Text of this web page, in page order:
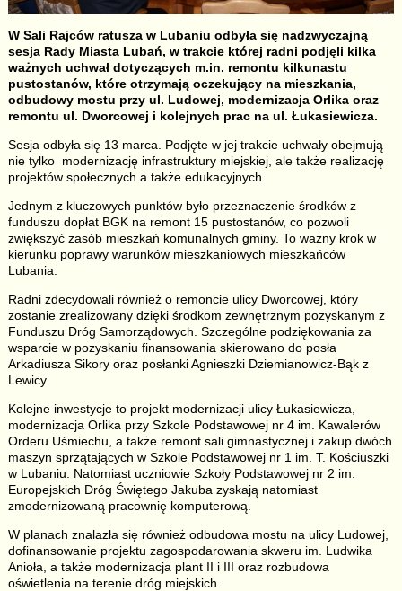
W Sali Rajców ratusza w Lubaniu odbyła się nadzwyczajną
sesja Rady Miasta Lubań, w trakcie której radni podjęli kilka
ważnych uchwał dotyczących m.in. remontu kilkunastu
pustostanów, które otrzymają oczekujący na mieszkania,
odbudowy mostu przy ul. Ludowej, modernizacja Orlika oraz
remontu ul. Dworcowej i kolejnych prac na ul. Łukasiewicza.
Sesja odbyła się 13 marca. Podjęte w jej trakcie uchwały obejmują
nie tylko modernizację infrastruktury miejskiej, ale także realizację
projektów społecznych a także edukacyjnych.
Jednym z kluczowych punktów było przeznaczenie środków z
funduszu dopłat BGK na remont 15 pustostanów, co pozwoli
zwiększyć zasób mieszkań komunalnych gminy. To ważny krok w
kierunku poprawy warunków mieszkaniowych mieszkańców
Lubania.
Radni zdecydowali również o remoncie ulicy Dworcowej, który
zostanie zrealizowany dzięki środkom zewnętrznym pozyskanym z
Funduszu Dróg Samorządowych. Szczególne podziękowania za
wsparcie w pozyskaniu finansowania skierowano do posła
Arkadiusza Sikory oraz posłanki Agnieszki Dziemianowicz-Bąk z
Lewicy
Kolejne inwestycje to projekt modernizacji ulicy Łukasiewicza,
modernizacja Orlika przy Szkole Podstawowej nr 4 im. Kawalerów
Orderu Uśmiechu, a także remont sali gimnastycznej i zakup dwóch
maszyn sprzątających w Szkole Podstawowej nr 1 im. T. Kościuszki
w Lubaniu. Natomiast uczniowie Szkoły Podstawowej nr 2 im.
Europejskich Dróg Świętego Jakuba zyskają natomiast
zmodernizowaną pracownię komputerową.
W planach znalazła się również odbudowa mostu na ulicy Ludowej,
dofinansowanie projektu zagospodarowania skweru im. Ludwika
Anioła, a także modernizacja plant II i III oraz rozbudowa
oświetlenia na terenie dróg miejskich.